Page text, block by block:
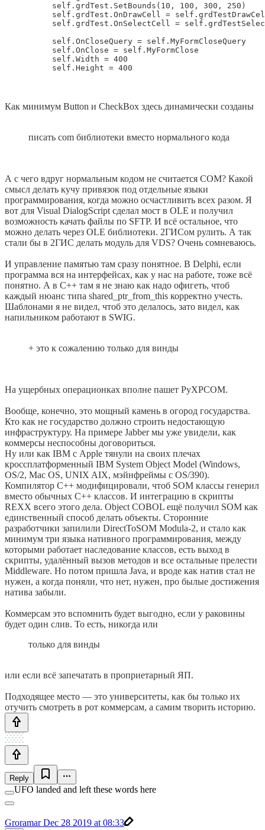
          self.grdTest.SetBounds(10, 100, 300, 250)
self.grdTest.OnDrawCell =
self.grdTest.OnSelectCell =
          self.OnCloseQuery = self.MyFormCloseQuery
          self.OnClose = self.MyFormClose
          self.Width = 400
Как минимум Button и CheckBox здесь динамически созданы
писать com библиотеки вместо нормального кода
А с чего вдруг нормальным кодом не считается COM? Какой
смысл делать кучу привязок под отдельные языки
программирования, когда можно осчастливить всех разом. Я
вот для Visual DialogScript сделал мост в OLE и получил
возможность качать файлы по SFTP. И всё остальное, что
можно делать через OLE библиотеки. 2ГИСом рулить. А так
стали бы в 2ГИС делать модуль для VDS? Очень сомневаюсь.
И управление памятью там сразу понятное. В Delphi, если
программа вся на интерфейсах, как у нас на работе, тоже всё
понятно. А в C++ там я не знаю как надо офигеть, чтоб
каждый нюанс типа shared_ptr_from_this корректно учесть.
Шаблонами я не видел, чтоб это делалось, зато видел, как
напильником работают в SWIG.
+ это к сожалению только для винды
На ущербных операционках вполне пашет PyXPCOM.
Вообще, конечно, это мощный камень в огород государства.
Кто как не государство должно строить недостающую
инфраструктуру. На примере Jabber мы уже увидели, как
коммерсы неспособны договориться.
Ну или как IBM с Apple тянули на своих плечах
кроссплатформенный IBM System Object Model (Windows,
OS/2, Mac OS, UNIX AIX, мэйнфреймы с OS/390).
Компилятор C++ модифицировали, чтоб SOM классы генерил
вместо обычных C++ классов. И интеграцию в скрипты
REXX всего этого дела. Object COBOL ещё получил SOM как
единственный способ делать объекты. Сторонние
разработчики запилили DirectToSOM Modula-2, и стало как
минимум три языка нативного программирования, между
которыми работает наследование классов, есть выход в
скрипты, удалённый вызов методов и все остальные прелести
Middleware. Но потом пришла Java, и вроде как натив стал не
нужен, а когда поняли, что нет, нужен, про былые достижения
натива забыли.
Коммерсам это вспомнить будет выгодно, если у раковины
будет один слив. То есть, никогда или
только для винды
или если всё запечатать в проприетарный ЯП.
Подходящее место — это университеты, как бы только их
отучить смотреть в рот коммерсам, а самим творить историю.
Reply
UFO landed and left these words here
GroramarDec 28 2019 at 08:33